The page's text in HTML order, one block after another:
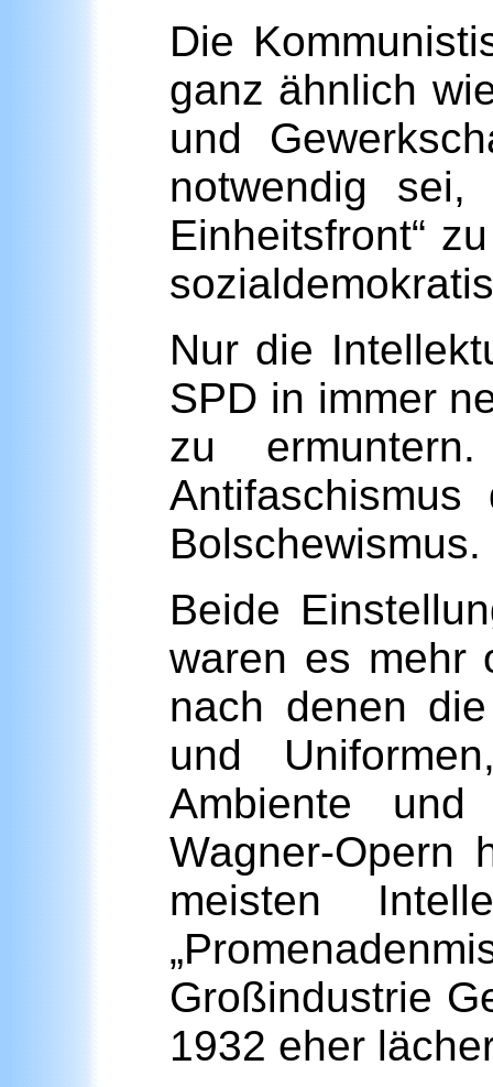
Die
ganz ähnlich
und
notwendig sei,
Einheitsfront“
Nur die
SPD in immer
zu
Bolschewismus.
Beide
waren es mehr
nach denen
und
Ambiente und
Wagner-Opern
meisten
Großindustrie
1932 eher